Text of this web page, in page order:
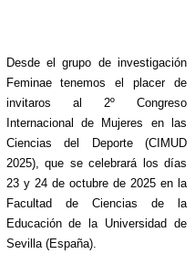
Desde el grupo de investigación
Feminaetenemos el placer de
invitaros al 2º Congreso
Internacional de Mujeres en las
Ciencias del Deporte (CIMUD
2025), que se celebrará los días
23 y 24 de octubre de 2025 en la
Facultad de Ciencias de la
Educación de la Universidad de
Sevilla (España).